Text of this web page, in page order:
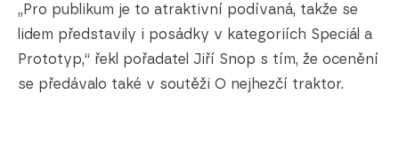
„Pro publikum je to atraktivní podívaná, takže se
lidem představily i posádky v kategoriích Speciál a
Prototyp,“ řekl pořadatel Jiří Snop s tím, že ocenění
se předávalo také v soutěži O nejhezčí traktor.